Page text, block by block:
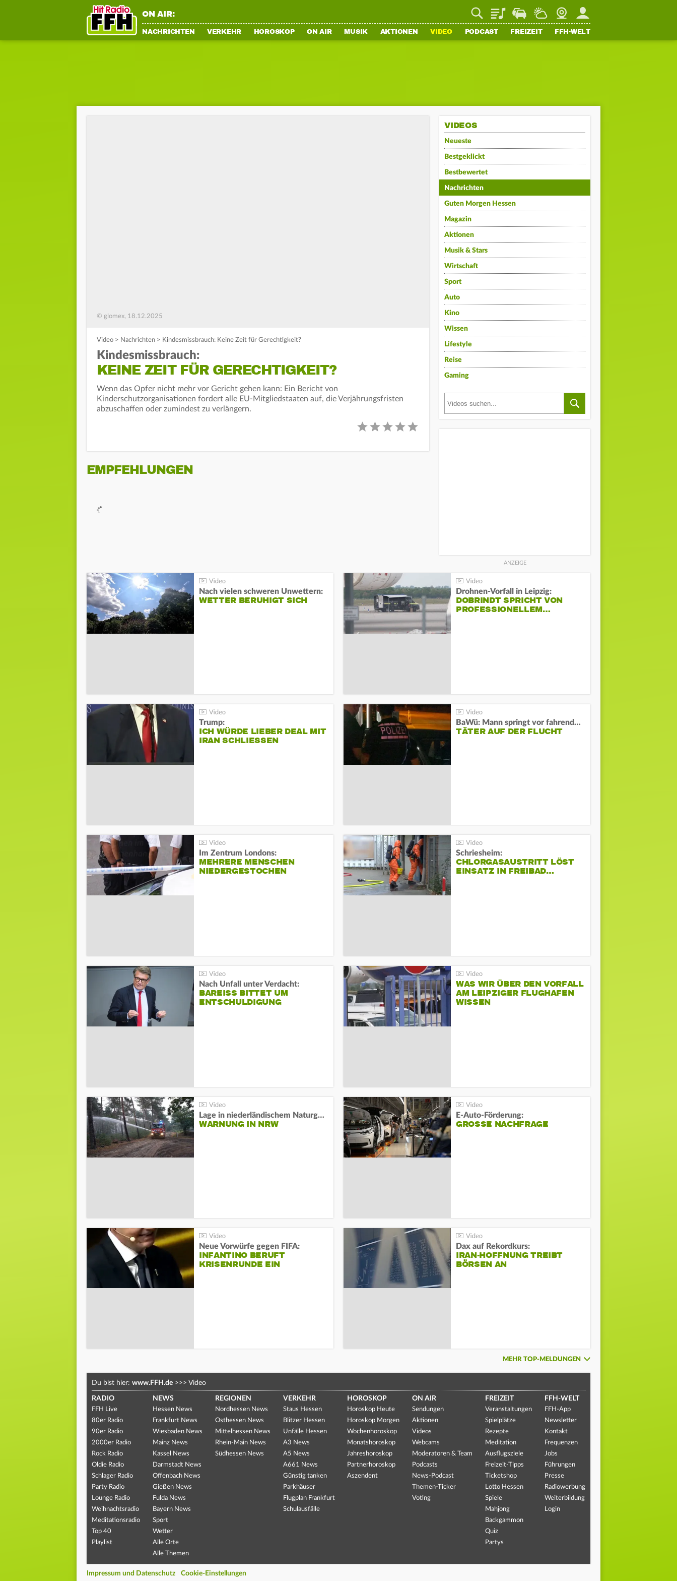
ON AIR: PlaylistStaupilotWetterWebcamMein FFH
NACHRICHTEN VERKEHR HOROSKOP ON AIR MUSIK AKTIONEN VIDEO PODCAST FREIZEIT FFH-WELT
© glomex, 18.12.2025
Video > Nachrichten > Kindesmissbrauch: Keine Zeit für Gerechtigkeit?
Kindesmissbrauch:
KEINE ZEIT FÜR GERECHTIGKEIT?
Wenn das Opfer nicht mehr vor Gericht gehen kann: Ein Bericht von
Kinderschutzorganisationen fordert alle EU-Mitgliedstaaten auf, die Verjährungsfristen
abzuschaffen oder zumindest zu verlängern.
EMPFEHLUNGEN
VIDEOS
Neueste
Bestgeklickt
Bestbewertet
Nachrichten
Guten Morgen Hessen
Magazin
Aktionen
Musik & Stars
Wirtschaft
Sport
Auto
Kino
Wissen
Lifestyle
Reise
Gaming
Nach vielen schweren Unwettern:
WETTER BERUHIGT SICH
Drohnen-Vorfall in Leipzig:
DOBRINDT SPRICHT VON
PROFESSIONELLEM…
Trump:
ICH WÜRDE LIEBER DEAL MIT
IRAN SCHLIESSEN
BaWü: Mann springt vor fahrendes Auto und schießt
TÄTER AUF DER FLUCHT
Im Zentrum Londons:
MEHRERE MENSCHEN
NIEDERGESTOCHEN
Schriesheim:
CHLORGASAUSTRITT LÖST
EINSATZ IN FREIBAD…
Nach Unfall unter Verdacht:
BAREISS BITTET UM E
NTSCHULDIGUNG
WAS WIR ÜBER DEN VORFALL
AM LEIPZIGER FLUGHAFEN
WISSEN
Lage in niederländischem Naturgebiet stabil
WARNUNG IN NRW
E-Auto-Förderung:
GROSSE NACHFRAGE
Neue Vorwürfe gegen FIFA:
INFANTINO BERUFT
KRISENRUNDE EIN
Dax auf Rekordkurs:
IRAN-HOFFNUNG TREIBT
BÖRSEN AN
MEHR TOP-MELDUNGEN
Du bist hier: www.FFH.de >>> Video
RADIO
FFH Live
80er Radio
90er Radio
2000er Radio
Rock Radio
Oldie Radio
Schlager Radio
Party Radio
Lounge Radio
Weihnachtsradio
Meditationsradio
Top 40
Playlist
NEWS
Hessen News
Frankfurt News
Wiesbaden News
Mainz News
Kassel News
Darmstadt News
Offenbach News
Gießen News
Fulda News
Bayern News
Sport
Wetter
Alle Orte
Alle Themen
REGIONEN
Nordhessen News
Osthessen News
Mittelhessen News
Rhein-Main News
Südhessen News
VERKEHR
Staus Hessen
Blitzer Hessen
Unfälle Hessen
A3 News
A5 News
A661 News
Günstig tanken
Parkhäuser
Flugplan Frankfurt
Schulausfälle
HOROSKOP
Horoskop Heute
Horoskop Morgen
Wochenhoroskop
Monatshoroskop
Jahreshoroskop
Partnerhoroskop
Aszendent
ON AIR
Sendungen
Aktionen
Videos
Webcams
Moderatoren & Team
Podcasts
News-Podcast
Themen-Ticker
Voting
FREIZEIT
Veranstaltungen
Spielplätze
Rezepte
Meditation
Ausflugsziele
Freizeit-Tipps
Ticketshop
Lotto Hessen
Spiele
Mahjong
Backgammon
Quiz
Partys
FFH-WELT
FFH-App
Newsletter
Kontakt
Frequenzen
Jobs
Führungen
Presse
Radiowerbung
Weiterbildung
Login
Impressum und Datenschutz Cookie-Einstellungen